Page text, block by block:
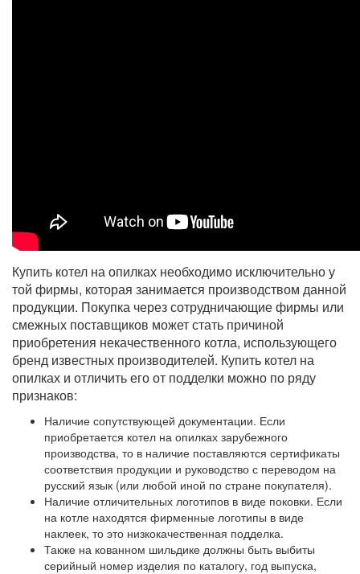
Купить котел на опилках необходимо исключительно у
той фирмы, которая занимается производством данной
продукции. Покупка через сотрудничающие фирмы или
смежных поставщиков может стать причиной
приобретения некачественного котла, использующего
бренд известных производителей. Купить котел на
опилках и отличить его от подделки можно по ряду
признаков:
Наличие сопутствующей документации. Если
приобретается котел на опилках зарубежного
производства, то в наличие поставляются сертификаты
соответствия продукции и руководство с переводом на
русский язык (или любой иной по стране покупателя).
Наличие отличительных логотипов в виде поковки. Если
на котле находятся фирменные логотипы в виде
наклеек, то это низкокачественная подделка.
Также на кованном шильдике должны быть выбиты
серийный номер изделия по каталогу, год выпуска,